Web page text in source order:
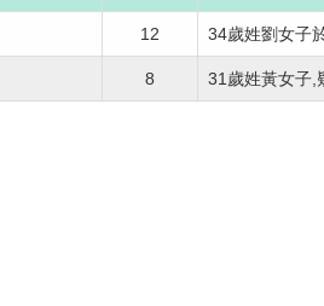
12 34歲姓劉女子
8 31歲姓黃女子,